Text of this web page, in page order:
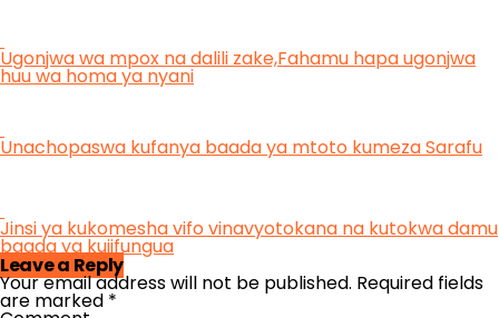
Ugonjwa wa mpox na dalili zake,Fahamu hapa ugonjwa
huu wa homa ya nyani
Unachopaswa kufanya baada ya mtoto kumeza Sarafu
Leave a Reply
Your email address will not be published.Required fields
are marked*
Comment